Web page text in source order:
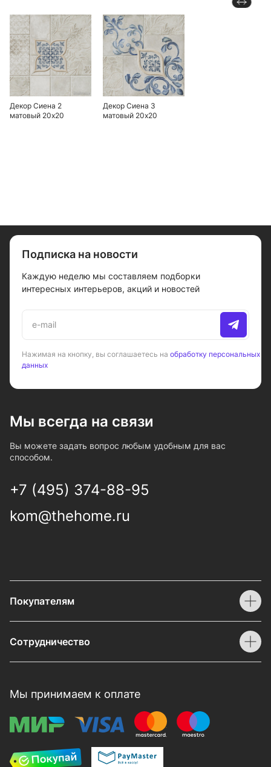
Декор Сиена 2
матовый 20х20
Декор Сиена 3
матовый 20х20
Подписка на новости
Каждую неделю мы составляем подборки
интересных интерьеров, акций и новостей
Нажимая на кнопку, вы соглашаетесь на обработку персональных
данных
Мы всегда на связи
Вы можете задать вопрос любым удобным для вас
способом.
+7 (495) 374-88-95
kom@thehome.ru
Покупателям
Сотрудничество
Мы принимаем к оплате